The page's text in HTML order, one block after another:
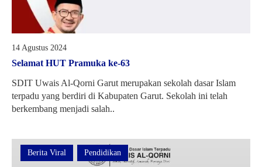
14 Agustus 2024
Selamat HUT Pramuka ke-63
SDIT Uwais Al-Qorni Garut merupakan sekolah dasar Islam
terpadu yang berdiri di Kabupaten Garut. Sekolah ini telah
berkembang menjadi salah..
Berita Viral Pendidikan